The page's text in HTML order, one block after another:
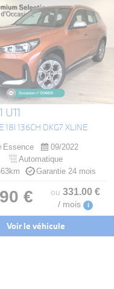
U11
18I 136CH DKG7 XLINE
Essence
09/2022
Automatique
Garantie 24 mois
€ ou331.00 €
/ mois i
Voir le véhicule